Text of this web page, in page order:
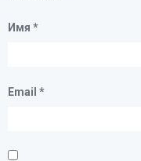
Имя *
Email *